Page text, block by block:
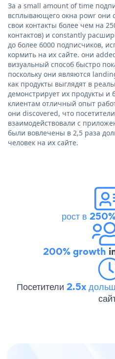
За a small amount of time
всплывающего окна powr они
свои контакты более чем на
контактов) и constantly
до более 6000 подписчиков,
кормить на их сайте. они
визуальный способ быстро
поскольку они являются
как продукты выглядят в
демонстрирует их продукты и
клиентам отличный опыт
они discovered, что
взаимодействовали с
были вовлечены в 2,5 раза
человек на их сайте.
рост в
200% growth
Посетители 2.5x